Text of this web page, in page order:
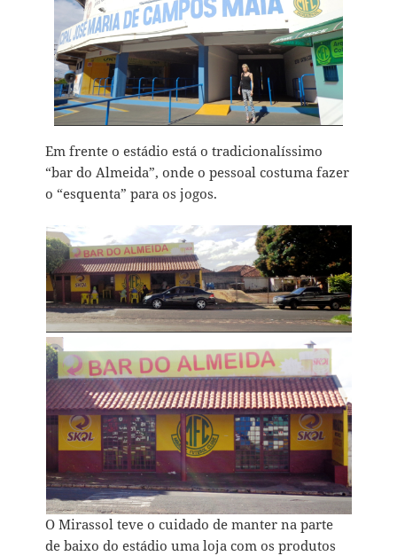
Em frente o estádio está o tradicionalíssimo
“bar do Almeida”, onde o pessoal costuma fazer
o “esquenta” para os jogos.
O Mirassol teve o cuidado de manter na parte
de baixo do estádio uma loja com os produtos